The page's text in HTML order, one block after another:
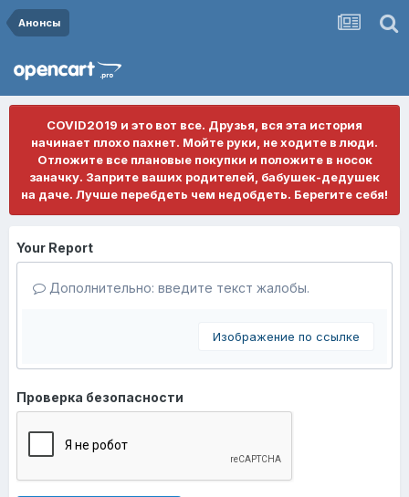
Анонсы
COVID2019 и это вот все. Друзья, вся эта история
начинает плохо пахнет. Мойте руки, не ходите в люди.
Отложите все плановые покупки и положите в носок
заначку. Заприте ваших родителей, бабушек-дедушек
на даче. Лучше перебдеть чем недобдеть. Берегите себя!
Your Report
Дополнительно: введите текст жалобы.
Изображение по ссылке
Проверка безопасности